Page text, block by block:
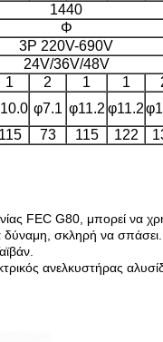
1440
Φ
3P 220V-690V
24V/36V/48V
1 2 1 1
φ7.1 φ11.2 φ11.2
115 73 115 122
FEC G80, μπορεί να
δύναμη, σκληρή να σπάσει.
ανελκυστήρας